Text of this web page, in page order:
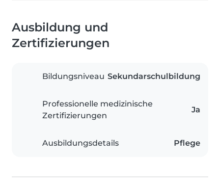
Ausbildung und
Zertifizierungen
Bildungsniveau Sekundarschulbildung
Professionelle medizinische
Zertifizierungen
Ja
Ausbildungsdetails Pflege